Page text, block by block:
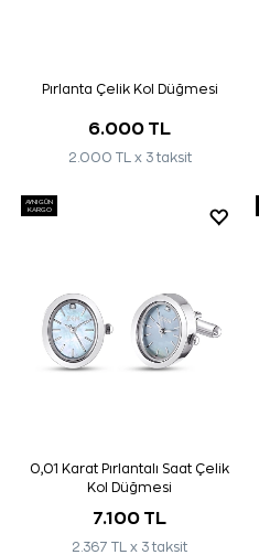
Pırlanta Çelik Kol Düğmesi
6.000 TL
2.000 TL x 3 taksit
AYNI GÜN
KARGO
0,01 Karat Pırlantalı Saat Çelik
Kol Düğmesi
7.100 TL
2.367 TL x 3 taksit